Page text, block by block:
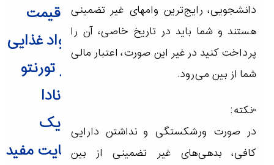
قیمت
مواد غذایی
در تورنتو
کانادا
یک
سایت مفید
دانشجویی، رایج‌ترین وامهای غیر تضمینی
هستند و شما باید در تاریخ خاصی، آن را
پرداخت کنید در غیر این صورت، اعتبار مالی
شما از بین می‌رود.
▫️نکته:
در صورت ورشکستگی و نداشتن دارایی
کافی، بدهی‌های غیر تضمینی از بین